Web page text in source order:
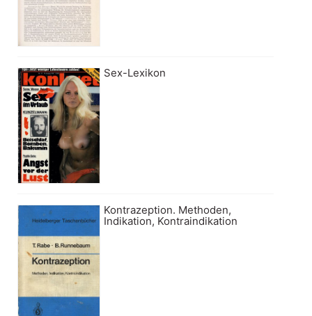
Sex-Lexikon
Kontrazeption. Methoden,
Indikation, Kontraindikation